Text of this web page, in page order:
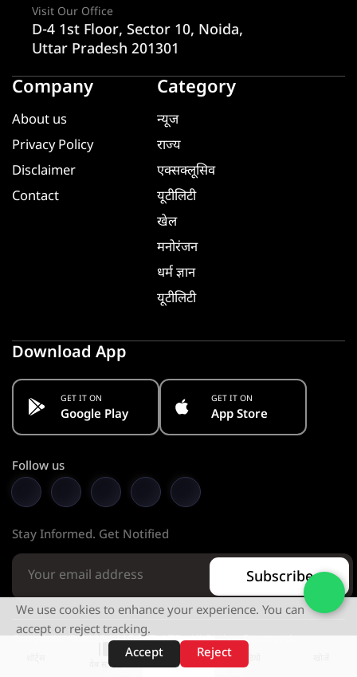
वेब स्टोरीज़
Visit Our Office
D-4 1st Floor, Sector 10, Noida,
Uttar Pradesh 201301
Company
About us
Privacy Policy
Disclaimer
Contact
Category
न्यूज
राज्य
एक्सक्लूसिव
यूटीलिटी
खेल
मनोरंजन
धर्म ज्ञान
यूटीलिटी
Download App
GET IT ON
Google Play
GET IT ON
App Store
Follow us
Stay Informed. Get Notified
Subscribe
Copyright © 2026 KMC PVT. LTD. All Rights Reserved.
Designed & Developed by
We use cookies to enhance your experience. You can
accept or reject tracking.
Accept
Reject